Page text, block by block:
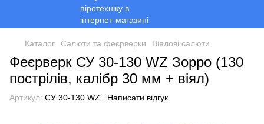
Каталог Салюти та феєрверки Віялові салюти
Феєрверк СУ 30-130 WZ Зорро (130
пострілів, калібр 30 мм + віял)
Артикул: СУ 30-130 WZ Написати відгук